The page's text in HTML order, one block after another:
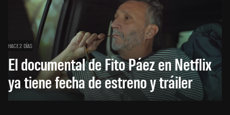
HACE 2 DÍAS
El documental de Fito Páez en Netflix
ya tiene fecha de estreno y tráiler